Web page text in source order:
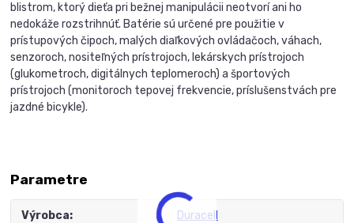
blistrom, ktorý dieťa pri bežnej manipulácii neotvorí ani ho
nedokáže rozstrihnúť. Batérie sú určené pre použitie v
prístupových čipoch, malých diaľkových ovládačoch, váhach,
senzoroch, nositeľných prístrojoch, lekárskych prístrojoch
(glukometroch, digitálnych teplomeroch) a športových
prístrojoch (monitoroch tepovej frekvencie, príslušenstvách pre
jazdné bicykle).
Parametre
Výrobca Duracell